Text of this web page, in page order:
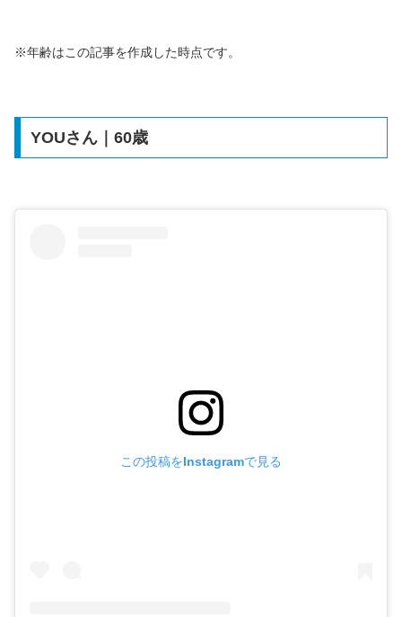
※年齢はこの記事を作成した時点です。
YOUさん｜60歳
この投稿をInstagramで見る